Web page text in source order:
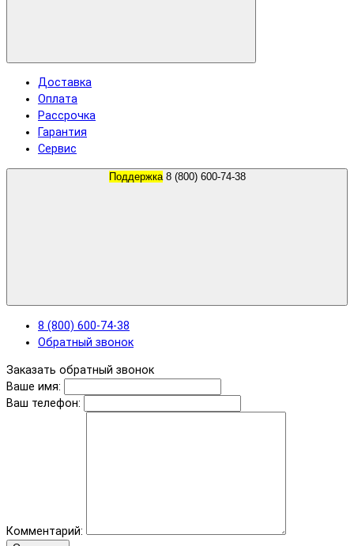
Доставка
Оплата
Рассрочка
Гарантия
Сервис
Поддержка 8 (800) 600-74-38
8 (800) 600-74-38
Обратный звонок
Заказать обратный звонок
Ваше имя:
Ваш телефон:
Комментарий: